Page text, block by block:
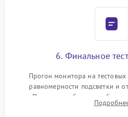
6. Финальное
Прогон монитора на
равномерности подсветки и
Проверка
DisplayPort, VGA) и кнопок